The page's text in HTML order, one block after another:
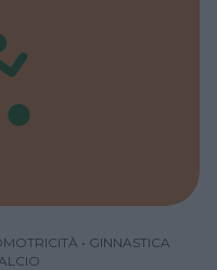
• GINNASTICA